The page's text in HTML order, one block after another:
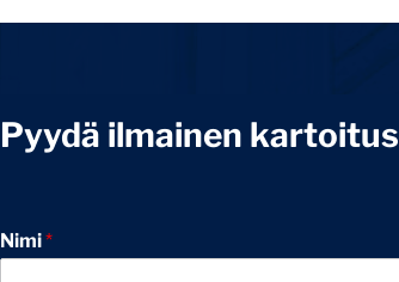
Pyydä ilmainen kartoitus
Nimi*